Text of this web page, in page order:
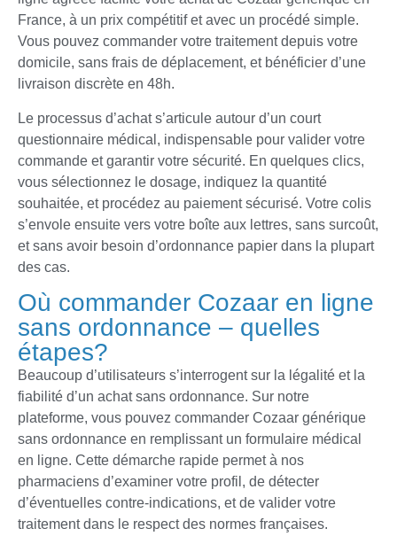
France, à un prix compétitif et avec un procédé simple.
Vous pouvez commander votre traitement depuis votre
domicile, sans frais de déplacement, et bénéficier d’une
livraison discrète en 48h.
Le processus d’achat s’articule autour d’un court
questionnaire médical, indispensable pour valider votre
commande et garantir votre sécurité. En quelques clics,
vous sélectionnez le dosage, indiquez la quantité
souhaitée, et procédez au paiement sécurisé. Votre colis
s’envole ensuite vers votre boîte aux lettres, sans surcoût,
et sans avoir besoin d’ordonnance papier dans la plupart
des cas.
Où commander Cozaar en ligne
sans ordonnance – quelles
étapes?
Beaucoup d’utilisateurs s’interrogent sur la légalité et la
fiabilité d’un achat sans ordonnance. Sur notre
plateforme, vous pouvez commander Cozaar générique
sans ordonnance en remplissant un formulaire médical
en ligne. Cette démarche rapide permet à nos
pharmaciens d’examiner votre profil, de détecter
d’éventuelles contre-indications, et de valider votre
traitement dans le respect des normes françaises.